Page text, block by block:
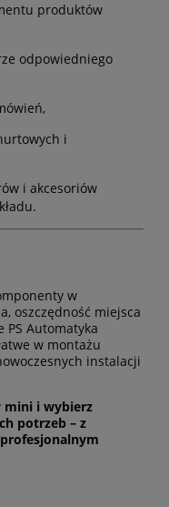
produktów
odpowiedniego
i
i akcesoriów
w
oszczędność miejsca
PS Automatyka
w montażu
instalacji
mini i wybierz
potrzeb – z